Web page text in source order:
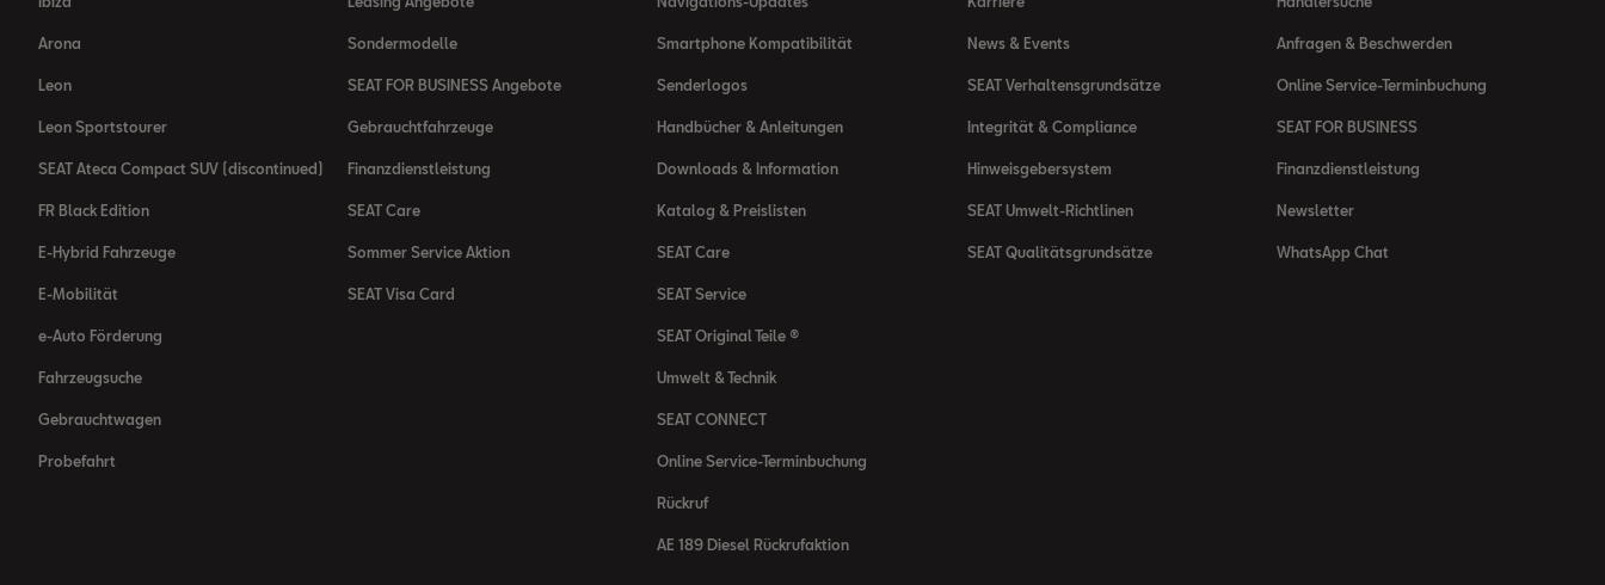
Arona
Leon
Leon Sportstourer
SEAT Ateca Compact SUV (discontinued)
FR Black Edition
E-Hybrid Fahrzeuge
E-Mobilität
e-Auto Förderung
Fahrzeugsuche
Gebrauchtwagen
Probefahrt
Sondermodelle
SEAT FOR BUSINESS Angebote
Gebrauchtfahrzeuge
Finanzdienstleistung
SEAT Care
Sommer Service Aktion
SEAT Visa Card
Smartphone Kompatibilität
Senderlogos
Handbücher & Anleitungen
Downloads & Information
Katalog & Preislisten
SEAT Care
SEAT Service
SEAT Original Teile ®
Umwelt & Technik
SEAT CONNECT
Online Service-Terminbuchung
Rückruf
AE 189 Diesel Rückrufaktion
News & Events
SEAT Verhaltensgrundsätze
Integrität & Compliance
Hinweisgebersystem
SEAT Umwelt-Richtlinen
SEAT Qualitätsgrundsätze
Anfragen & Beschwerden
Online Service-Terminbuchung
SEAT FOR BUSINESS
Finanzdienstleistung
Newsletter
WhatsApp Chat